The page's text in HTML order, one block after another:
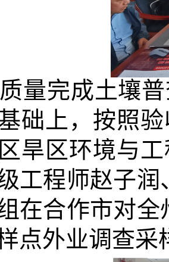
量完成土壤
础上，按照
旱区环境与
工程师赵子
在合作市对
点外业调查